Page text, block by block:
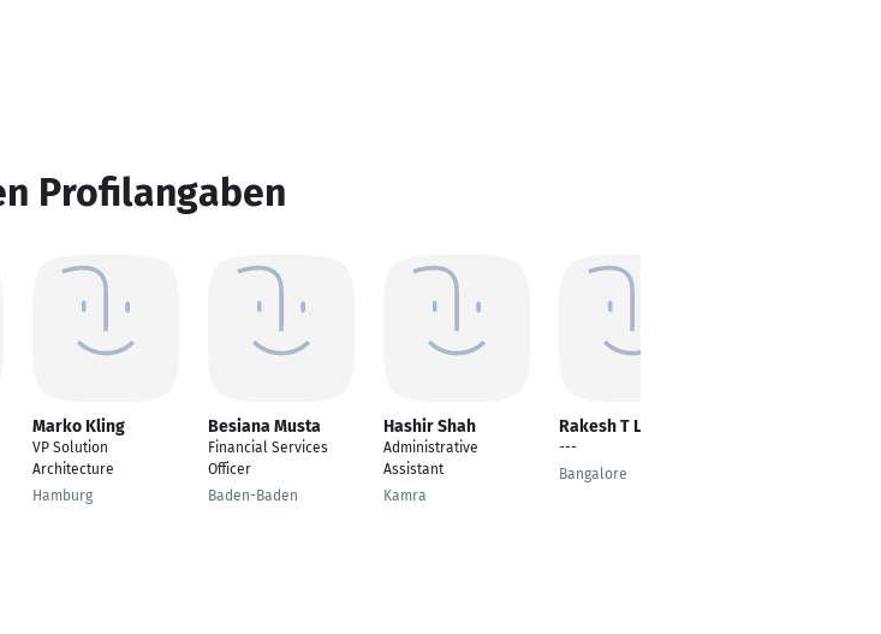
Profilangaben
Marko Kling
VP Solution
Architecture
Hamburg
Besiana Musta
Financial Services
Officer
Baden-Baden
Hashir Shah
Administrative
Assistant
Kamra
Rakesh T L
---
Bangalore